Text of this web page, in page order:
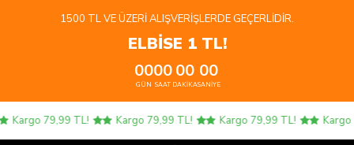
1500 TL VE ÜZERI ALIŞVERIŞLERDE GEÇERLIDIR.
ELBİSE 1 TL!
00
GÜN
00
SAAT
00
DAKIKA
00
SANIYE
Kargo 79,99 TL! Kargo 79,99 TL! Kargo 79,99 TL! Kargo